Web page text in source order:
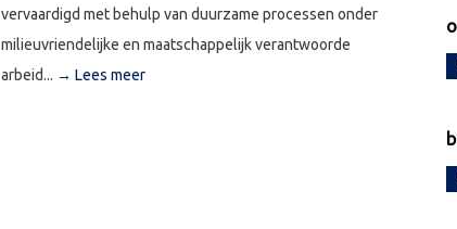
vervaardigd met behulp van duurzame processen onder
milieuvriendelijke en maatschappelijk verantwoorde
arbeid... → Lees meer